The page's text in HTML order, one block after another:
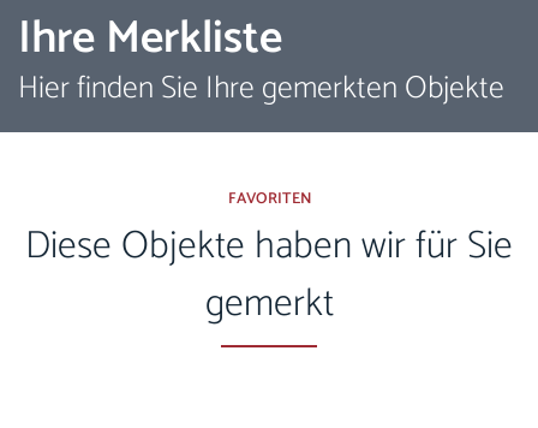
Ihre Merkliste
Hier finden Sie Ihre gemerkten Objekte
FAVORITEN
Diese Objekte haben wir für Sie
gemerkt